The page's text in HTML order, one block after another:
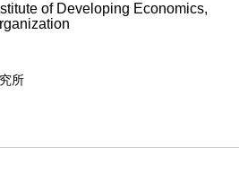
of Developing Economics,
所